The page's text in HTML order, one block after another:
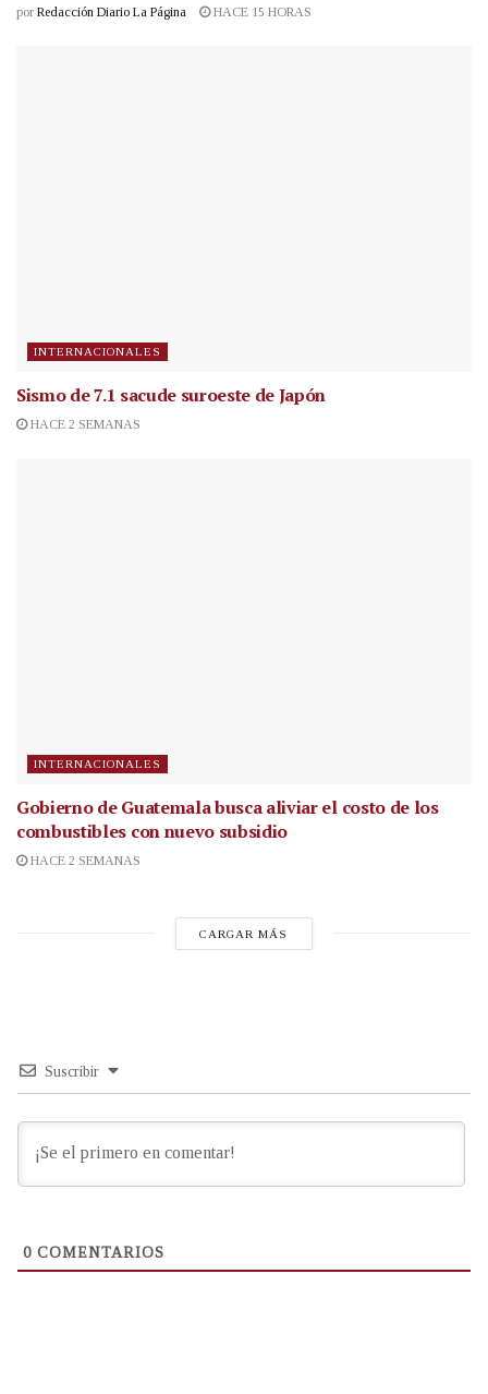
por Redacción Diario La Página HACE 15 HORAS
INTERNACIONALES
Sismo de 7.1 sacude suroeste de Japón
HACE 2 SEMANAS
INTERNACIONALES
Gobierno de Guatemala busca aliviar el costo de los
combustibles con nuevo subsidio
HACE 2 SEMANAS
CARGAR MÁS
Suscribir
0 COMENTARIOS